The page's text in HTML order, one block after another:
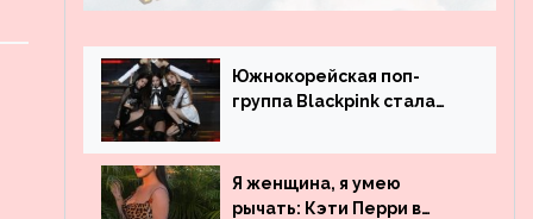
Южнокорейская поп-
группа Blackpink стала
просмотрам на YouTube.
Они обогнали даже
Джастина Бибера
Я женщина, я умею
рычать: Кэти Перри в